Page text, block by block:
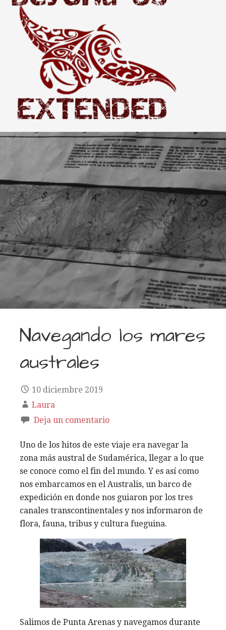
THE WORLD BEYOND US
Extended
Navegando los mares
australes
10 diciembre 2019
Laura
Deja un comentario
Uno de los hitos de este viaje era navegar la
zona más austral de Sudamérica, llegar a lo que
se conoce como el fin del mundo. Y es así como
nos embarcamos en el Australis, un barco de
expedición en donde nos guiaron por los tres
canales transcontinentales y nos informaron de
flora, fauna, tribus y cultura fueguina.
Salimos de Punta Arenas y navegamos durante